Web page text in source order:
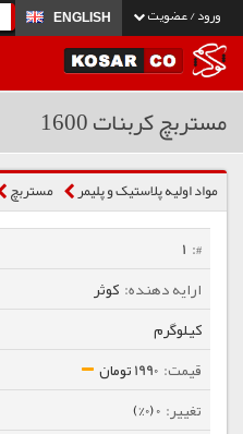
ورود / عضویت ENGLISH
مستربچ کربنات 1600
مواد اولیه پلاستیک و پلیمر مستربچ
1
کوثر
کیلوگرم
1990 تومان
0 (0%)